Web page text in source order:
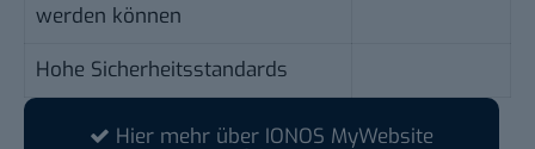
werden können
Hohe Sicherheitsstandards
Hier mehr über IONOS MyWebsite